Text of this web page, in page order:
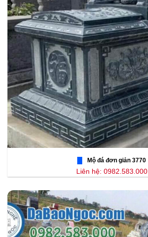
Mộ đá đơn giản 3770
Liên hệ: 0982.583.000